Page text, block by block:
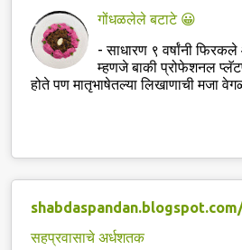
गोंधळलेले बटाटे 😀
-साधारण ९ वर्षांनी
म्हणजे बाकी प्रोफेशनल
होते पण मातृभाषेतल्या लिखाणाची मजा
सहप्रवासाचे अर्धशतक